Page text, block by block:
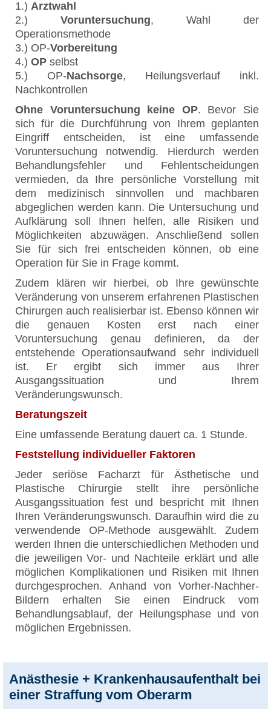
1.) Arztwahl
2.) Voruntersuchung, Wahl der
Operationsmethode
3.) OP-Vorbereitung
4.) OP selbst
5.) OP-Nachsorge, Heilungsverlauf inkl.
Nachkontrollen
Ohne Voruntersuchung keine OP. Bevor Sie
sich für die Durchführung von Ihrem geplanten
Eingriff entscheiden, ist eine umfassende
Voruntersuchung notwendig. Hierdurch werden
Behandlungsfehler und Fehlentscheidungen
vermieden, da Ihre persönliche Vorstellung mit
dem medizinisch sinnvollen und machbaren
abgeglichen werden kann. Die Untersuchung und
Aufklärung soll Ihnen helfen, alle Risiken und
Möglichkeiten abzuwägen. Anschließend sollen
Sie für sich frei entscheiden können, ob eine
Operation für Sie in Frage kommt.
Zudem klären wir hierbei, ob Ihre gewünschte
Veränderung von unserem erfahrenen Plastischen
Chirurgen auch realisierbar ist. Ebenso können wir
die genauen Kosten erst nach einer
Voruntersuchung genau definieren, da der
entstehende Operationsaufwand sehr individuell
ist. Er ergibt sich immer aus Ihrer
Ausgangssituation und Ihrem
Veränderungswunsch.
Beratungszeit
Eine umfassende Beratung dauert ca. 1 Stunde.
Feststellung individueller Faktoren
Jeder seriöse Facharzt für Ästhetische und
Plastische Chirurgie stellt ihre persönliche
Ausgangssituation fest und bespricht mit Ihnen
Ihren Veränderungswunsch. Daraufhin wird die zu
verwendende OP-Methode ausgewählt. Zudem
werden Ihnen die unterschiedlichen Methoden und
die jeweiligen Vor- und Nachteile erklärt und alle
möglichen Komplikationen und Risiken mit Ihnen
durchgesprochen. Anhand von Vorher-Nachher-
Bildern erhalten Sie einen Eindruck vom
Behandlungsablauf, der Heilungsphase und von
möglichen Ergebnissen.
Anästhesie + Krankenhausaufenthalt bei
einer Straffung vom Oberarm